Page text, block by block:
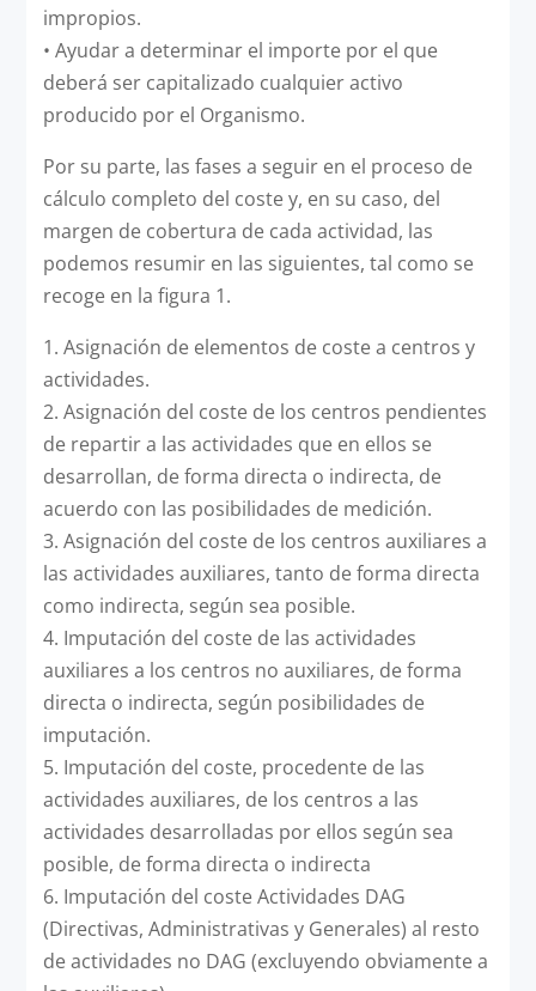
impropios.
• Ayudar a determinar el importe por el que
deberá ser capitalizado cualquier activo
producido por el Organismo.
Por su parte, las fases a seguir en el proceso de
cálculo completo del coste y, en su caso, del
margen de cobertura de cada actividad, las
podemos resumir en las siguientes, tal como se
recoge en la figura 1.
1. Asignación de elementos de coste a centros y
actividades.
2. Asignación del coste de los centros pendientes
de repartir a las actividades que en ellos se
desarrollan, de forma directa o indirecta, de
acuerdo con las posibilidades de medición.
3. Asignación del coste de los centros auxiliares a
las actividades auxiliares, tanto de forma directa
como indirecta, según sea posible.
4. Imputación del coste de las actividades
auxiliares a los centros no auxiliares, de forma
directa o indirecta, según posibilidades de
imputación.
5. Imputación del coste, procedente de las
actividades auxiliares, de los centros a las
actividades desarrolladas por ellos según sea
posible, de forma directa o indirecta
6. Imputación del coste Actividades DAG
(Directivas, Administrativas y Generales) al resto
de actividades no DAG (excluyendo obviamente a